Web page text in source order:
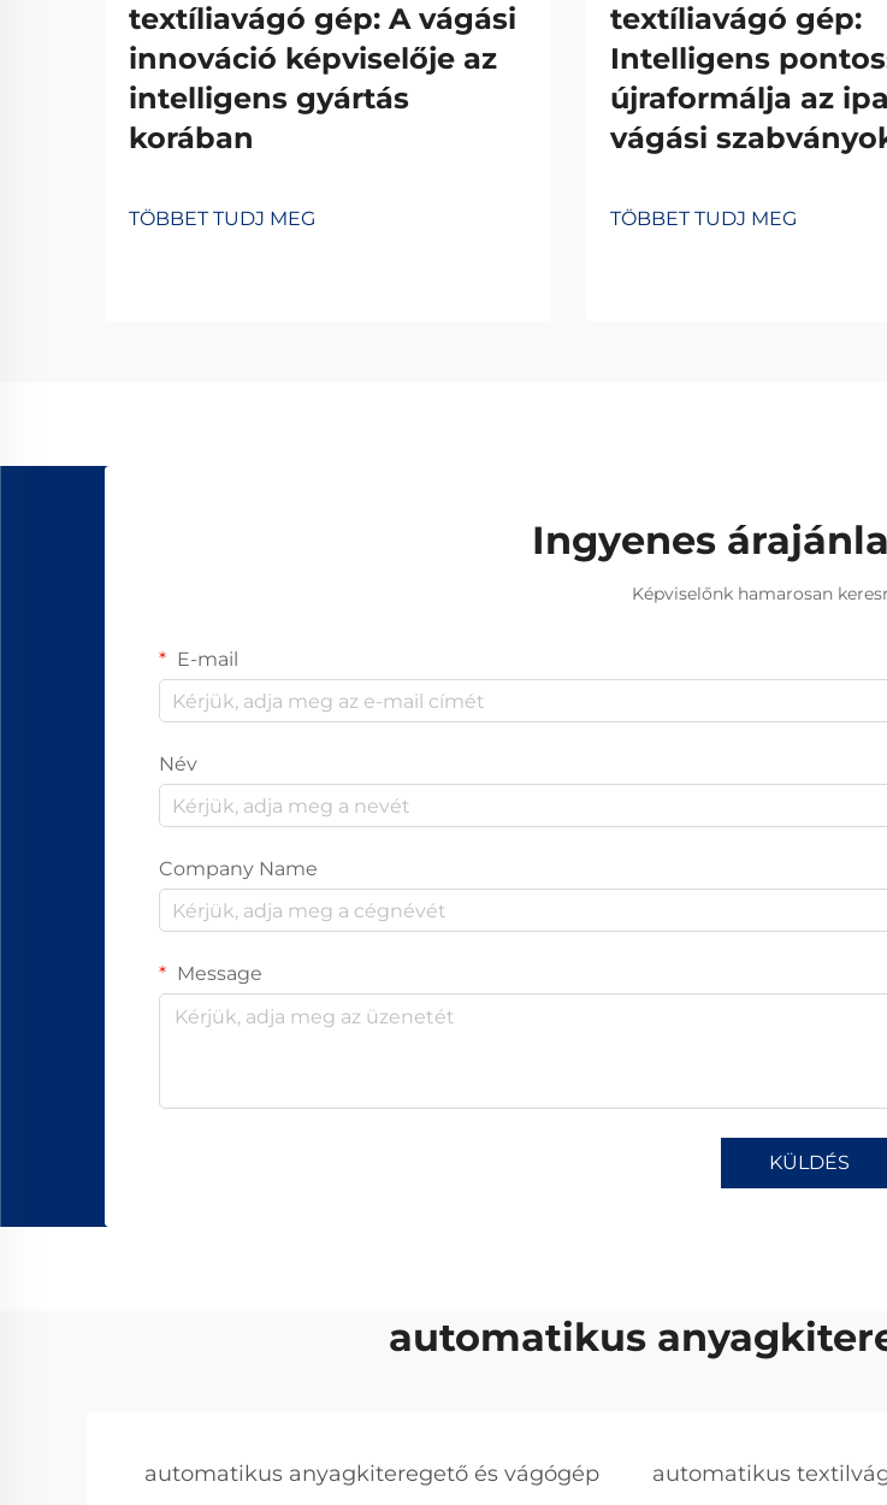
textíliavágó gép: A vágási
innováció képviselője az
intelligens gyártás
korában
TÖBBET TUDJ MEG
textíliavágó gép:
Intelligens
újraformálja az
vágási
TÖBBET TUDJ MEG
Ingyenes
Képviselőnk hamarosan
E-mail
Név
Company Name
Message
KÜLDÉS
automatikus
automatikus anyagkiteregető és vágógép automatikus